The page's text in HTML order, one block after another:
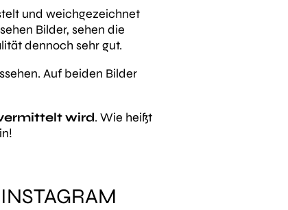
und weichgezeichnet
Bilder, sehen die
dennoch sehr gut.
Auf beiden Bilder
wird. Wie heißt